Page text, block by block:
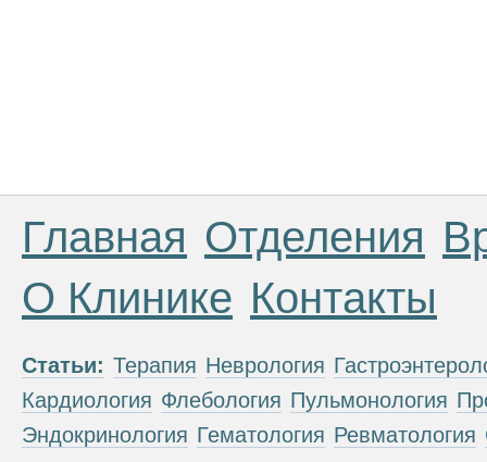
Главная Отделения
О Клинике Контакты
Статьи: Терапия Неврология
Кардиология Флебология Пульмонология
Эндокринология Гематология Ревматология